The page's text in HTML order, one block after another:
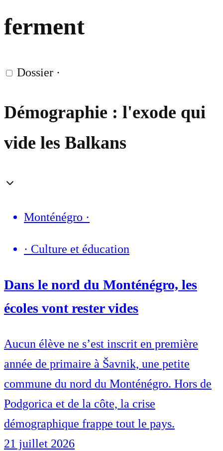
ferment
Dossier ·
Démographie : l'exode qui
vide les Balkans
Monténégro ·
· Culture et éducation
Dans le nord du Monténégro, les
écoles vont rester vides
Aucun élève ne s’est inscrit en première
année de primaire à Šavnik, une petite
commune du nord du Monténégro. Hors de
Podgorica et de la côte, la crise
démographique frappe tout le pays.
21 juillet 2026